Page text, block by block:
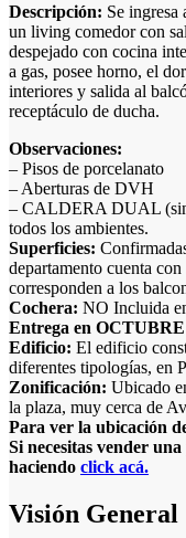
Descripción: Se ingresa
un living comedor con
despejado con cocina
a gas, posee horno, el
interiores y salida al
receptáculo de ducha.
Observaciones:
– Pisos de porcelanato
– Aberturas de DVH
– CALDERA DUAL (sin
todos los ambientes.
Superficies:
departamento cuenta
corresponden a los
Cochera: NO Incluida
Entrega en OCTUBRE
Edificio: El edificio
diferentes tipologías, en
Zonificación: Ubicado
la plaza, muy cerca de
Para ver la ubicación
Si necesitas vender
haciendo click acá.
Visión General